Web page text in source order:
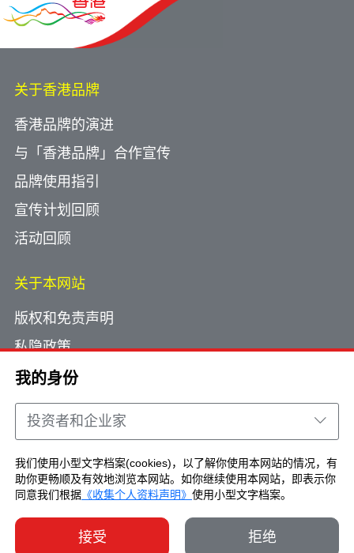
我的身份
投资者和企业家
我们使用小型文字档案(cookies)，以了解你使用本网站的情况，有
助你更畅顺及有效地浏览本网站。如你继续使用本网站，即表示你
同意我们根据 《收集个人资料声明》 使用小型文字档案。
接受 拒绝
关于香港品牌
香港品牌的演进
与「香港品牌」合作宣传
品牌使用指引
宣传计划回顾
活动回顾
关于本网站
版权和免责声明
私隐政策
使用小型文字档案
网页指南
联络我们
Copyright © Brand Hong Kong. All Rights
Reserved.